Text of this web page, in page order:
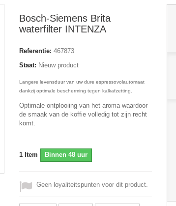
Bosch-Siemens Brita
waterfilter INTENZA
Referentie: 467873
Staat: Nieuw product
Langere levensduur van uw dure espressovolautomaat
dankzij optimale bescherming tegen kalkafzetting.
Optimale ontplooiing van het aroma waardoor
de smaak van de koffie volledig tot zijn recht
komt.
1 Item Binnen 48 uur
Geen loyaliteitspunten voor dit product.